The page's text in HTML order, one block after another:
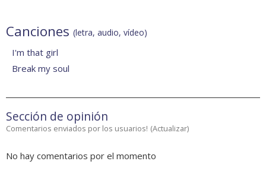
Canciones (letra, audio, vídeo)
I'm that girl
Break my soul
Sección de opinión
Comentarios enviados por los usuarios! (Actualizar)
No hay comentarios por el momento